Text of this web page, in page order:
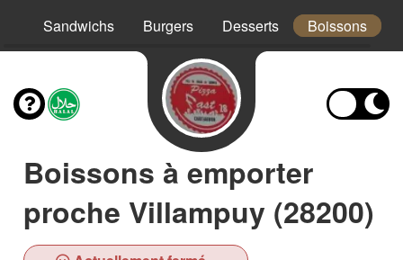
Sandwichs Burgers Desserts Boissons
Boissons à emporter
proche Villampuy (28200)